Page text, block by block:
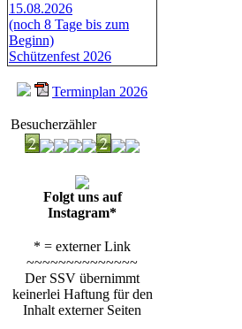
15.08.2026
(noch 8 Tage bis zum
Beginn)
Schützenfest 2026
Terminplan 2026
Besucherzähler
Folgt uns auf
Instagram*
* = externer Link
~~~~~~~~~~~~~~
Der SSV übernimmt
keinerlei Haftung für den
Inhalt externer Seiten